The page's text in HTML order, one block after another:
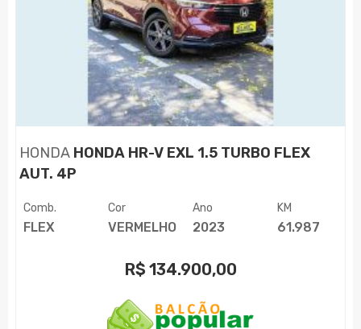
HONDA HONDA HR-V EXL 1.5 TURBO FLEX
AUT. 4P
Comb.
FLEX
Cor
VERMELHO
Ano
2023
KM
61.987
R$ 134.900,00